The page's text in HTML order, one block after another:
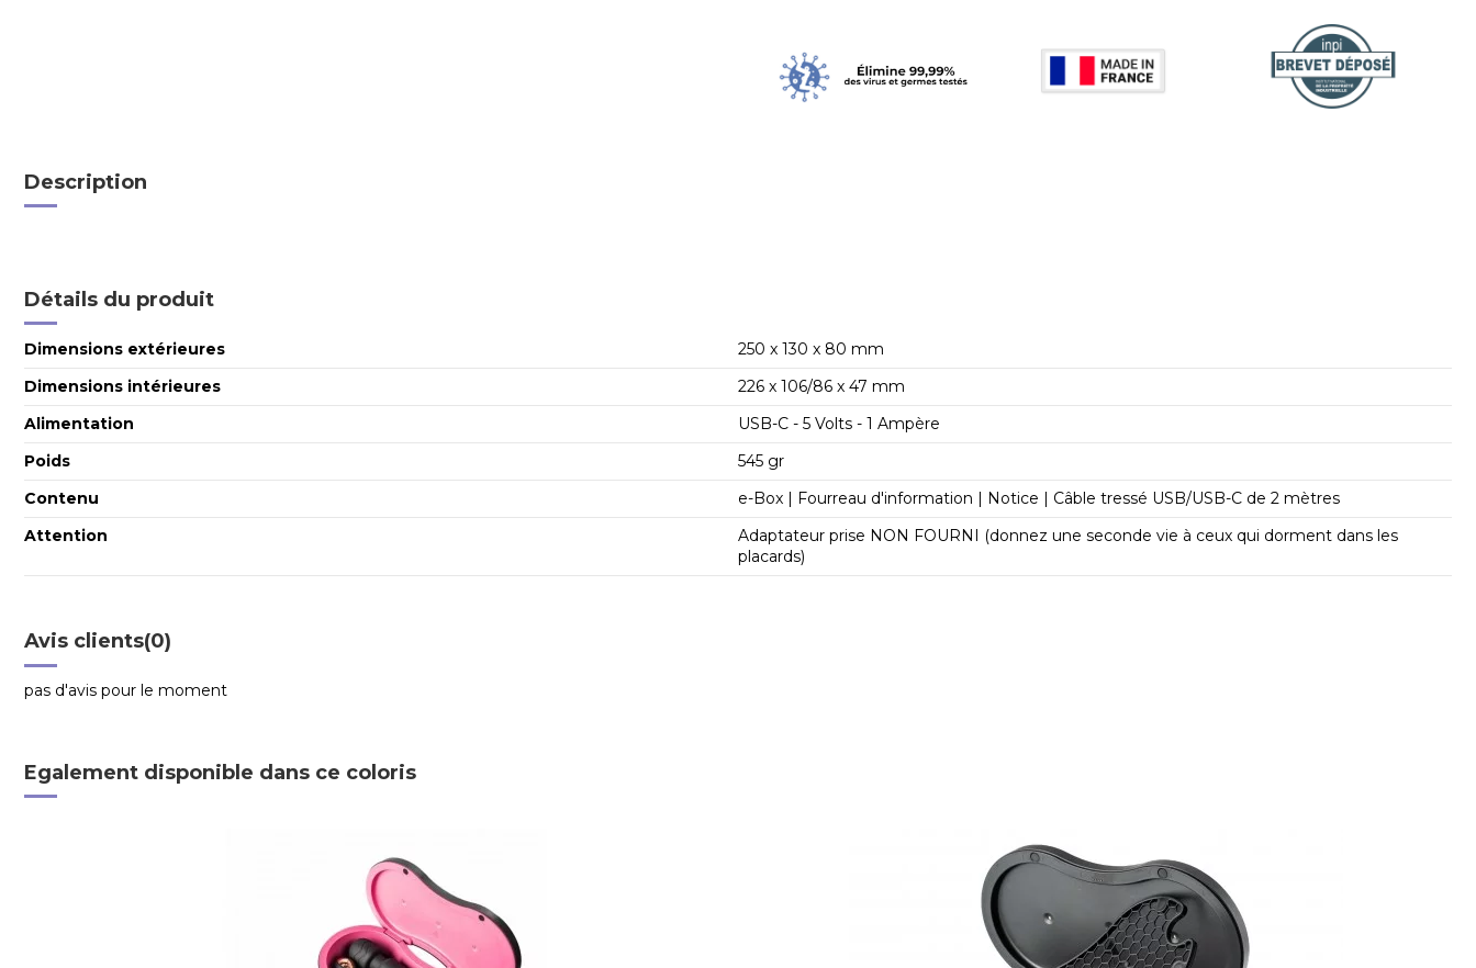
Description
Détails du produit
Dimensions extérieures
250 x 130 x 80 mm
Dimensions intérieures
226 x 106/86 x 47 mm
Alimentation
USB-C - 5 Volts - 1 Ampère
Poids
545 gr
Contenu
e-Box | Fourreau d'information | Notice | Câble tressé USB/USB-C de 2 mètres
Attention
Adaptateur prise NON FOURNI (donnez une seconde vie à ceux qui dorment dans les
placards)
Avis clients(0)
pas d'avis pour le moment
Egalement disponible dans ce coloris